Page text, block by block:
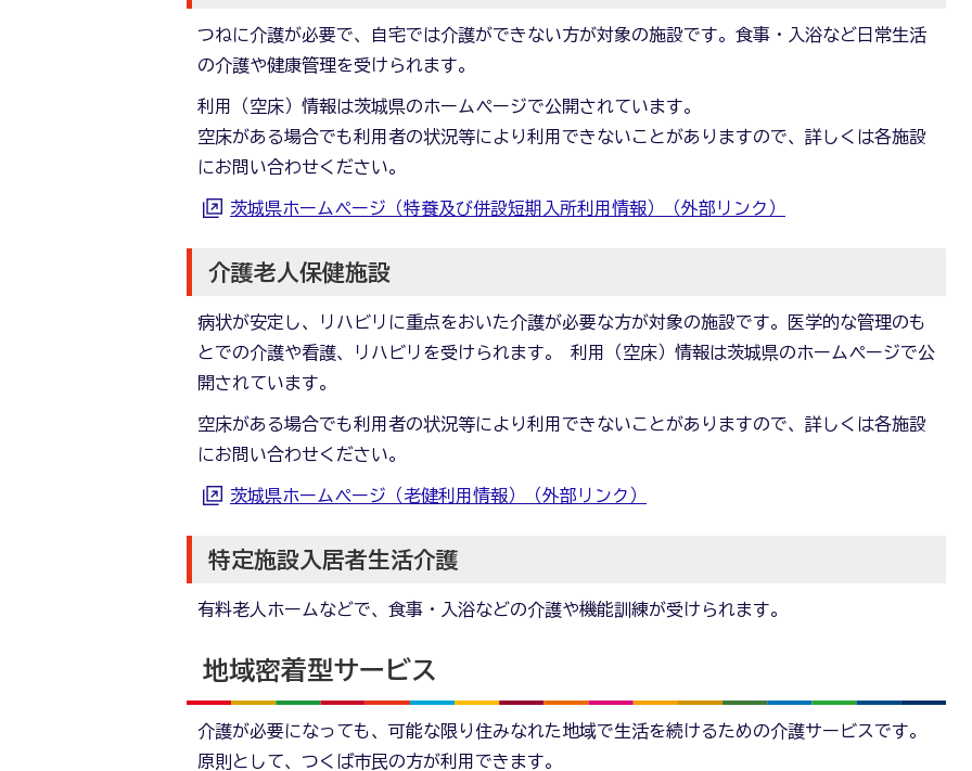
つねに介護が必要で、自宅では介護ができない方が対象の施設です。食事・入浴など日常生活
の介護や健康管理を受けられます。
利用（空床）情報は茨城県のホームページで公開されています。
空床がある場合でも利用者の状況等により利用できないことがありますので、詳しくは各施設
にお問い合わせください。
茨城県ホームページ（特養及び併設短期入所利用情報）（外部リンク）
介護老人保健施設
病状が安定し、リハビリに重点をおいた介護が必要な方が対象の施設です。医学的な管理のも
とでの介護や看護、リハビリを受けられます。 利用（空床）情報は茨城県のホームページで公
開されています。
空床がある場合でも利用者の状況等により利用できないことがありますので、詳しくは各施設
にお問い合わせください。
茨城県ホームページ（老健利用情報）（外部リンク）
特定施設入居者生活介護
有料老人ホームなどで、食事・入浴などの介護や機能訓練が受けられます。
地域密着型サービス
介護が必要になっても、可能な限り住みなれた地域で生活を続けるための介護サービスです。
原則として、つくば市民の方が利用できます。